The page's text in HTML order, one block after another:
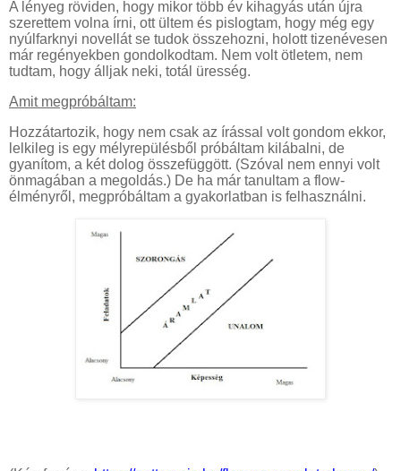
A lényeg röviden, hogy mikor több év kihagyás után újra
szerettem volna írni, ott ültem és pislogtam, hogy még egy
nyúlfarknyi novellát se tudok összehozni, holott tizenévesen
már regényekben gondolkodtam. Nem volt ötletem, nem
tudtam, hogy álljak neki, totál üresség.
Amit megpróbáltam:
Hozzátartozik, hogy nem csak az írással volt gondom ekkor,
lelkileg is egy mélyrepülésből próbáltam kilábalni, de
gyanítom, a két dolog összefüggött. (Szóval nem ennyi volt
önmagában a megoldás.) De ha már tanultam a flow-
élményről, megpróbáltam a gyakorlatban is felhasználni.